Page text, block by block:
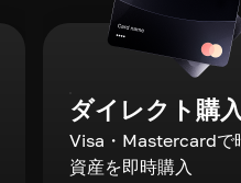
ダイレクト購
Visa・Mastercardで
資産を即時購入